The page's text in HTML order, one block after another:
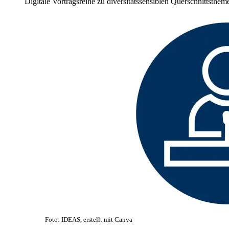
Foto: IDEAS, erstellt mit Canva